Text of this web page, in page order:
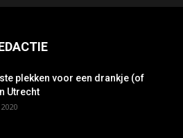
plekken voor een drankje (of
Utrecht